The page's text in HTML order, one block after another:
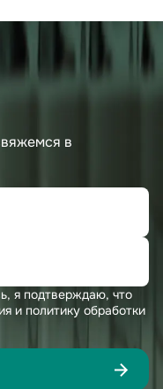
в
я подтверждаю, что
и политику обработки